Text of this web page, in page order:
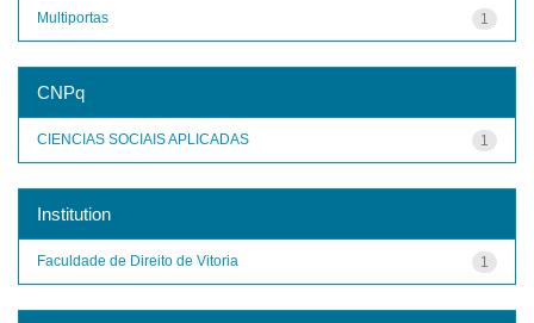
1
Multiportas
CNPq
1
CIENCIAS SOCIAIS APLICADAS
Institution
1
Faculdade de Direito de Vitoria